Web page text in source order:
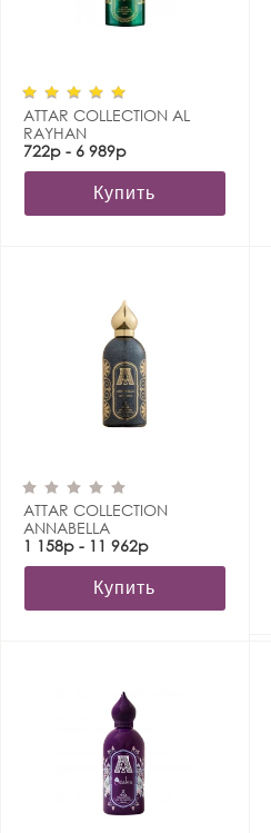
ATTAR COLLECTION AL
RAYHAN
722р - 6 989р
Купить
ATTAR COLLECTION
ANNABELLA
1 158р - 11 962р
Купить